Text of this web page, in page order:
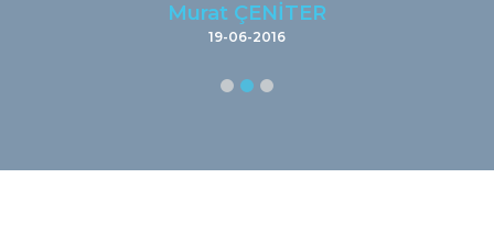
Murat ÇENİTER
19-06-2016